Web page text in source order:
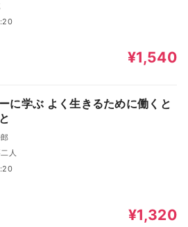
¥1,540
に学ぶ よく生きるために働くと
人
¥1,320